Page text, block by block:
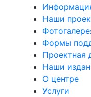
Наши
Формы
Проектная
Наши
О центре
Услуги